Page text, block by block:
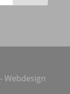
- Webdesign